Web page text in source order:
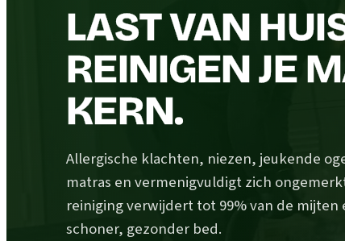
LAST VAN
REINIGEN JE
KERN.
Allergische klachten, niezen, jeukende
matras en vermenigvuldigt zich
reiniging verwijdert tot 99% van de mijten
schoner, gezonder bed.